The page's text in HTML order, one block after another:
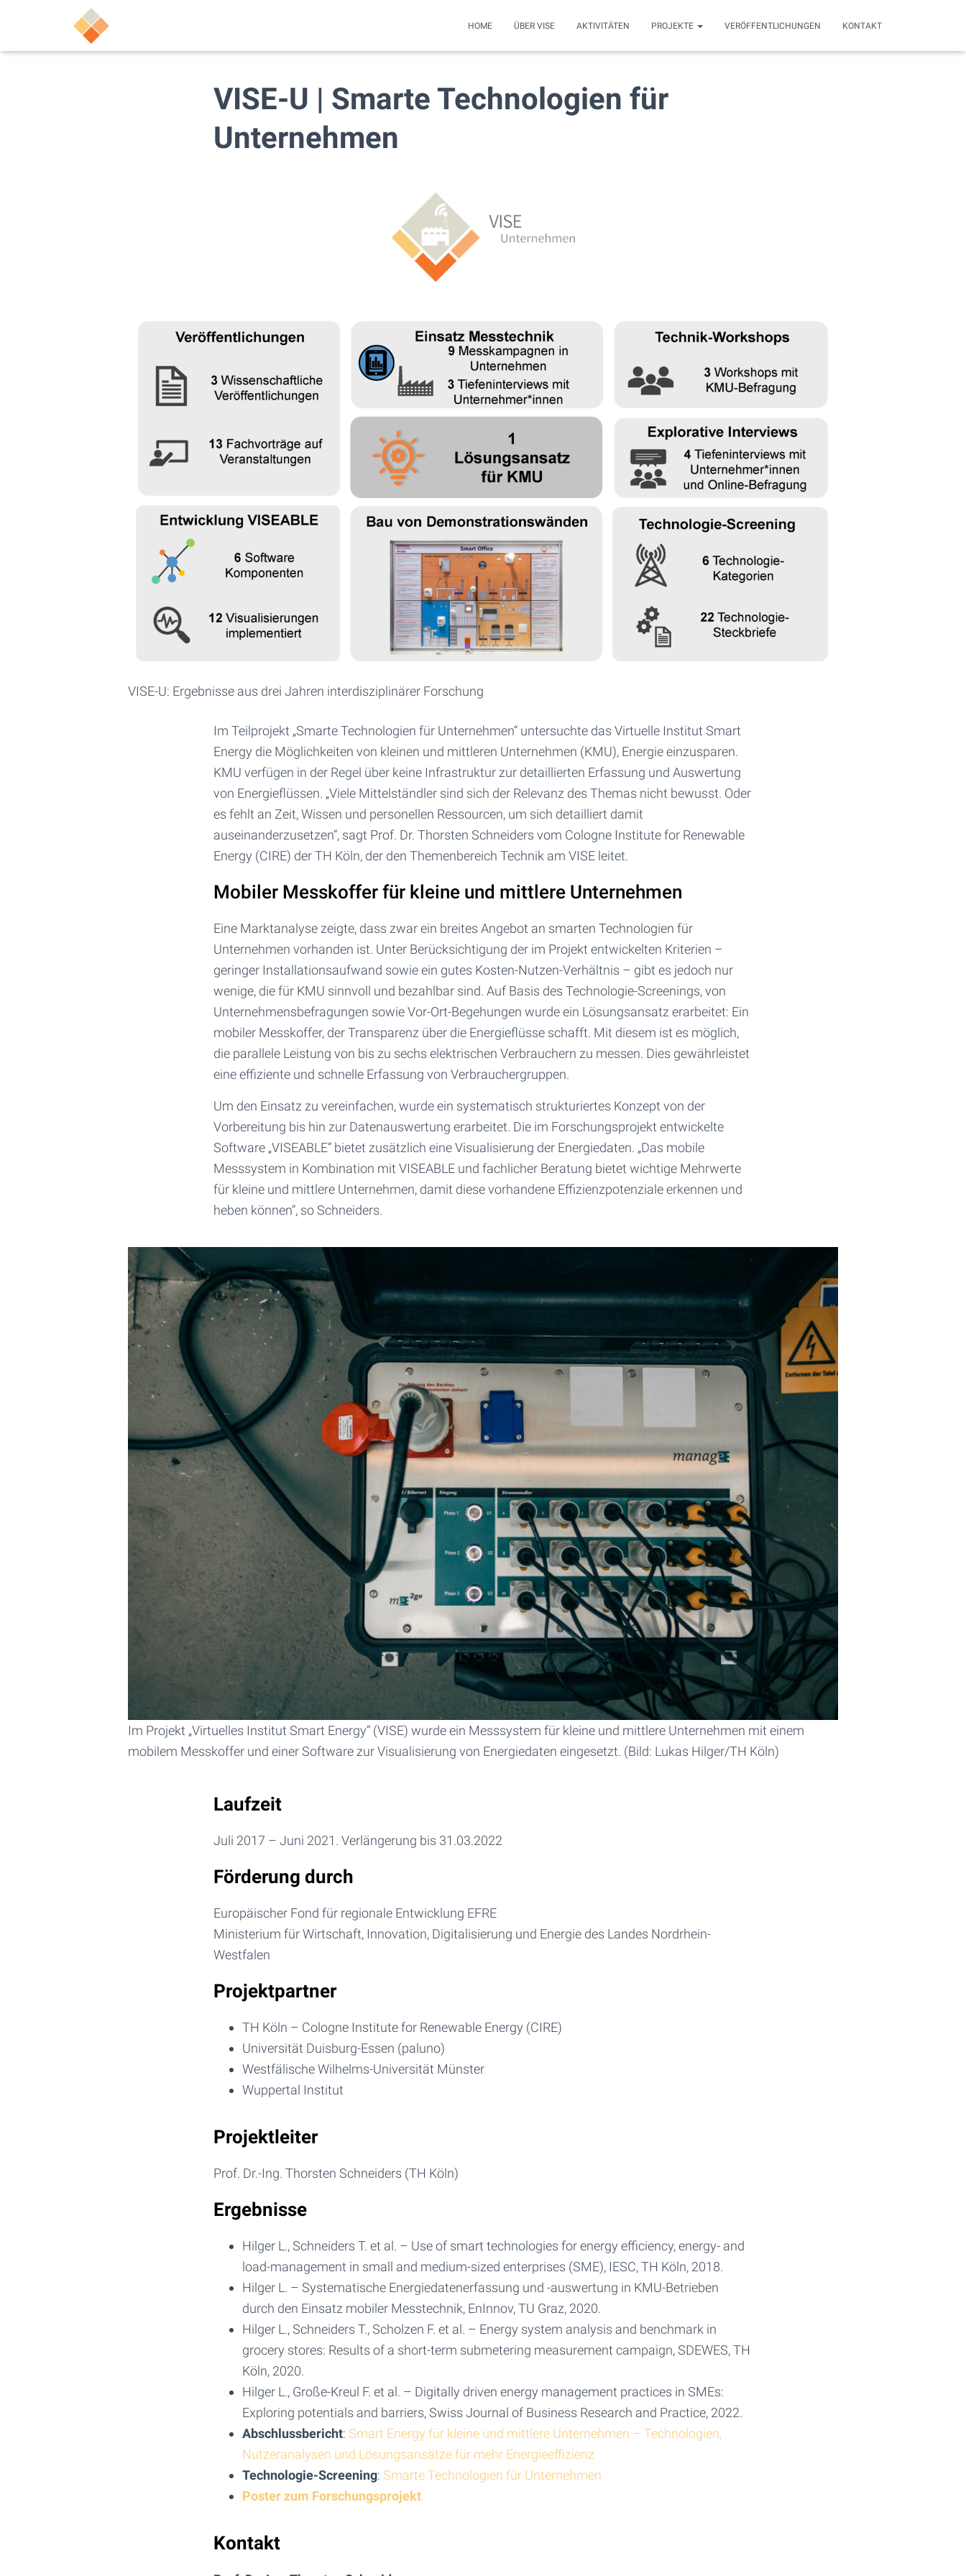
HOME ÜBER VISE AKTIVITÄTEN PROJEKTE VERÖFFENTLICHUNGEN KONTAKT
VISE-U | Smarte Technologien für
Unternehmen
VISE-U: Ergebnisse aus drei Jahren interdisziplinärer Forschung
Im Teilprojekt „Smarte Technologien für Unternehmen“ untersuchte das Virtuelle Institut Smart
Energy die Möglichkeiten von kleinen und mittleren Unternehmen (KMU), Energie einzusparen.
KMU verfügen in der Regel über keine Infrastruktur zur detaillierten Erfassung und Auswertung
von Energieflüssen. „Viele Mittelständler sind sich der Relevanz des Themas nicht bewusst. Oder
es fehlt an Zeit, Wissen und personellen Ressourcen, um sich detailliert damit
auseinanderzusetzen“, sagt Prof. Dr. Thorsten Schneiders vom Cologne Institute for Renewable
Energy (CIRE) der TH Köln, der den Themenbereich Technik am VISE leitet.
Mobiler Messkoffer für kleine und mittlere Unternehmen
Eine Marktanalyse zeigte, dass zwar ein breites Angebot an smarten Technologien für
Unternehmen vorhanden ist. Unter Berücksichtigung der im Projekt entwickelten Kriterien –
geringer Installationsaufwand sowie ein gutes Kosten-Nutzen-Verhältnis – gibt es jedoch nur
wenige, die für KMU sinnvoll und bezahlbar sind. Auf Basis des Technologie-Screenings, von
Unternehmensbefragungen sowie Vor-Ort-Begehungen wurde ein Lösungsansatz erarbeitet: Ein
mobiler Messkoffer, der Transparenz über die Energieflüsse schafft. Mit diesem ist es möglich,
die parallele Leistung von bis zu sechs elektrischen Verbrauchern zu messen. Dies gewährleistet
eine effiziente und schnelle Erfassung von Verbrauchergruppen.
Um den Einsatz zu vereinfachen, wurde ein systematisch strukturiertes Konzept von der
Vorbereitung bis hin zur Datenauswertung erarbeitet. Die im Forschungsprojekt entwickelte
Software „VISEABLE“ bietet zusätzlich eine Visualisierung der Energiedaten. „Das mobile
Messsystem in Kombination mit VISEABLE und fachlicher Beratung bietet wichtige Mehrwerte
für kleine und mittlere Unternehmen, damit diese vorhandene Effizienzpotenziale erkennen und
heben können“, so Schneiders.
Im Projekt „Virtuelles Institut Smart Energy“ (VISE) wurde ein Messsystem für kleine und mittlere Unternehmen mit einem
mobilem Messkoffer und einer Software zur Visualisierung von Energiedaten eingesetzt. (Bild: Lukas Hilger/TH Köln)
Laufzeit
Juli 2017 – Juni 2021. Verlängerung bis 31.03.2022
Förderung durch
Europäischer Fond für regionale Entwicklung EFRE
Ministerium für Wirtschaft, Innovation, Digitalisierung und Energie des Landes Nordrhein-
Westfalen
Projektpartner
TH Köln – Cologne Institute for Renewable Energy (CIRE)
Universität Duisburg-Essen (paluno)
Westfälische Wilhelms-Universität Münster
Wuppertal Institut
Projektleiter
Prof. Dr.-Ing. Thorsten Schneiders (TH Köln)
Ergebnisse
Hilger L., Schneiders T. et al. – Use of smart technologies for energy efficiency, energy- and
load-management in small and medium-sized enterprises (SME), IESC, TH Köln, 2018.
Hilger L. – Systematische Energiedatenerfassung und -auswertung in KMU-Betrieben
durch den Einsatz mobiler Messtechnik, EnInnov, TU Graz, 2020.
Hilger L., Schneiders T., Scholzen F. et al. – Energy system analysis and benchmark in
grocery stores: Results of a short-term submetering measurement campaign, SDEWES, TH
Köln, 2020.
Hilger L., Große-Kreul F. et al. – Digitally driven energy management practices in SMEs:
Exploring potentials and barriers, Swiss Journal of Business Research and Practice, 2022.
Abschlussbericht: Smart Energy für kleine und mittlere Unternehmen – Technologien,
Nutzeranalysen und Lösungsansätze für mehr Energieeffizienz
Technologie-Screening: Smarte Technologien für Unternehmen
Poster zum Forschungsprojekt
Kontakt